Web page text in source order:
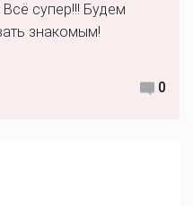
супер!!! Будем
знакомым!
0